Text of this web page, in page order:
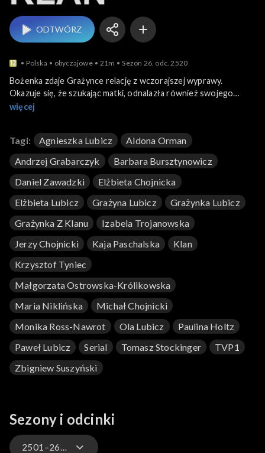
ODTWÓRZ
Polska obyczajowe 21m Sezon 26, odc. 2520
Bożenka zdaje Grażynce relację z wczorajszej wyprawy.
Okazuje się, że szukając matki, odnalazła również swojego
starszego brata, wikarego Kostka.
więcej
Tagi: Agnieszka Lubicz
Aldona Orman
Andrzej Grabarczyk
Barbara Bursztynowicz
Daniel Zawadzki
Elżbieta Chojnicka
Elżbieta Lubicz
Grażyna Lubicz
Grażynka Lubicz
Grażynka Z Klanu
Izabela Trojanowska
Jerzy Chojnicki
Kaja Paschalska
Klan
Krzysztof Tyniec
Małgorzata Ostrowska-Królikowska
Maria Niklińska
Michał Chojnicki
Monika Ross-Nawrot
Ola Lubicz
Paulina Holtz
Paweł Lubicz
Serial Tomasz Stockinger
TVP1
Zbigniew Suszyński
Sezony i odcinki
2501–2600